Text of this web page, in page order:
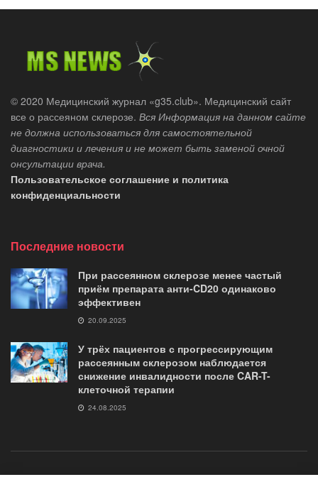
© 2020 Медицинский журнал «g35.club». Медицинский сайт
все о рассеяном склерозе. Вся Информация на данном сайте
не должна использоваться для самостоятельной
диагностики и лечения и не может быть заменой очной
онсультации врача.
Пользовательское соглашение и политика
конфиденциальности
Последние новости
При рассеянном склерозе менее частый
приём препарата анти-CD20 одинаково
эффективен
20.09.2025
У трёх пациентов с прогрессирующим
рассеянным склерозом наблюдается
снижение инвалидности после CAR-T-
клеточной терапии
24.08.2025